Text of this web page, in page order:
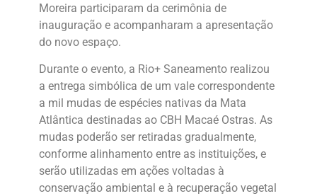
Moreira participaram da cerimônia de
inauguração e acompanharam a apresentação
do novo espaço.
Durante o evento, a Rio+ Saneamento realizou
a entrega simbólica de um vale correspondente
a mil mudas de espécies nativas da Mata
Atlântica destinadas ao CBH Macaé Ostras. As
mudas poderão ser retiradas gradualmente,
conforme alinhamento entre as instituições, e
serão utilizadas em ações voltadas à
conservação ambiental e à recuperação vegetal